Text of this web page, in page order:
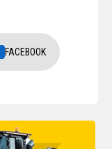
FACEBOOK